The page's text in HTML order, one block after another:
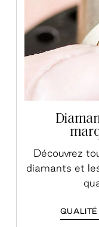
Découvrez
diamants et